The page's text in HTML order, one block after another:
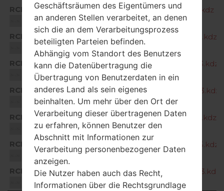
RCH
Unknown
Q730QM611l_00_CHT_US_OP_1021.kdz
RCH
Unknown
Q730QM611n_00_CHT_US_OP_0113.kdz
RCH
Unknown
Q730QM611q_00_CHT_US_OP_0513.kdz
RCH
Unknown
Q730QM611s_00_CHT_US_OP_0803.kdz
RCH
Unknown
Q730QM611v_00_CHT_US_OP_1108.kdz
RCH
Unknown
Q730QM611w_01_CHT_US_OP_0105.kdz
RCH
Unknown
Q730QM611x_00_CHT_US_OP_0203.kdz
Geschäftsräumen des Eigentümers und
an anderen Stellen verarbeitet, an denen
sich die an dem Verarbeitungsprozess
beteiligten Parteien befinden.
Abhängig vom Standort des Benutzers
kann die Datenübertragung die
Übertragung von Benutzerdaten in ein
anderes Land als sein eigenes
beinhalten. Um mehr über den Ort der
Verarbeitung dieser übertragenen Daten
zu erfahren, können Benutzer den
Abschnitt mit Informationen zur
Verarbeitung personenbezogener Daten
anzeigen.
Die Nutzer haben auch das Recht,
Informationen über die Rechtsgrundlage